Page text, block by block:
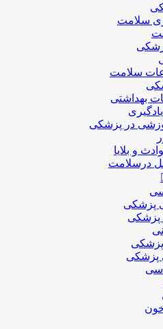
سلامت
سلامت
بهداشتی
در پزشکی
و بلایا
درسلامت
پزشكی
پزشکی
پزشکی
پزشکی
خون